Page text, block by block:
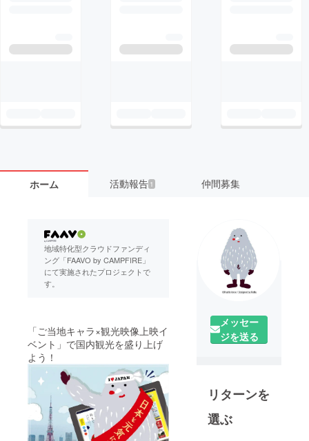
ホーム 活動報告 1 仲間募集
地域特化型クラウドファンディ
ング「FAAVO by CAMPFIRE」
にて実施されたプロジェクトで
す。
「ご当地キャラ×観光映像上映イ
ベント」で国内観光を盛り上げ
よう！
メッセー
ジを送る
リターンを
選ぶ